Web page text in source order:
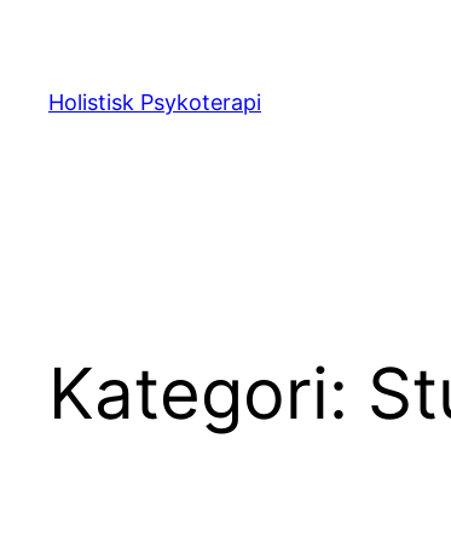
indhold
Holistisk Psykoterapi
Kategori: